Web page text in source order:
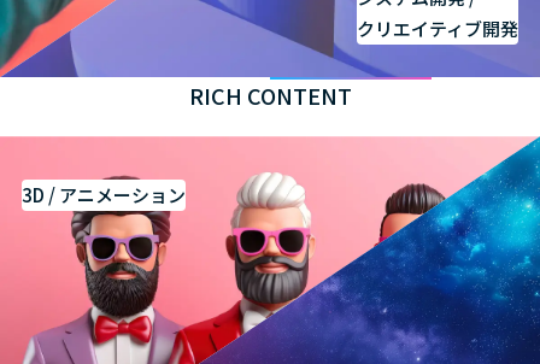
クリエイティブ開発
RICH CONTENT
3D / アニメーション